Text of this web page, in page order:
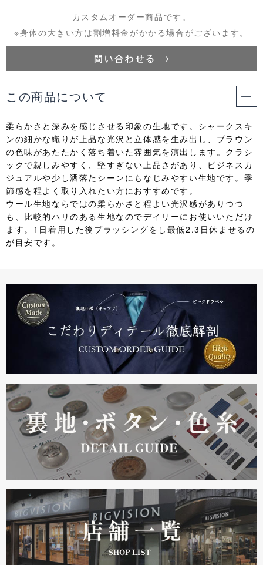
カスタムオーダー商品です。
※身体の大きい方は割増料金がかかる場合がございます。
この商品について
柔らかさと深みを感じさせる印象の生地です。シャークスキ
ンの細かな織りが上品な光沢と立体感を生み出し、ブラウン
の色味があたたかく落ち着いた雰囲気を演出します。クラシ
ックで親しみやすく、堅すぎない上品さがあり、ビジネスカ
ジュアルや少し洒落たシーンにもなじみやすい生地です。季
節感を程よく取り入れたい方におすすめです。
ウール生地ならではの柔らかさと程よい光沢感がありつつ
も、比較的ハリのある生地なのでデイリーにお使いいただけ
ます。1日着用した後ブラッシングをし最低2.3日休ませるの
が目安です。